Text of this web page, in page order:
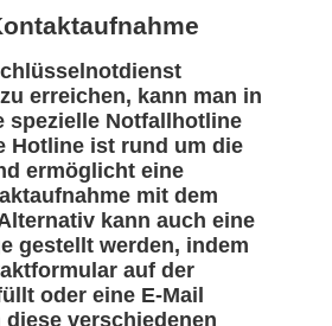
erreichen, kann man in
spezielle Notfallhotline
Hotline ist rund um die
ermöglicht eine
mit dem
kann auch eine
gestellt werden, indem
auf der
oder eine E-Mail
verschiedenen